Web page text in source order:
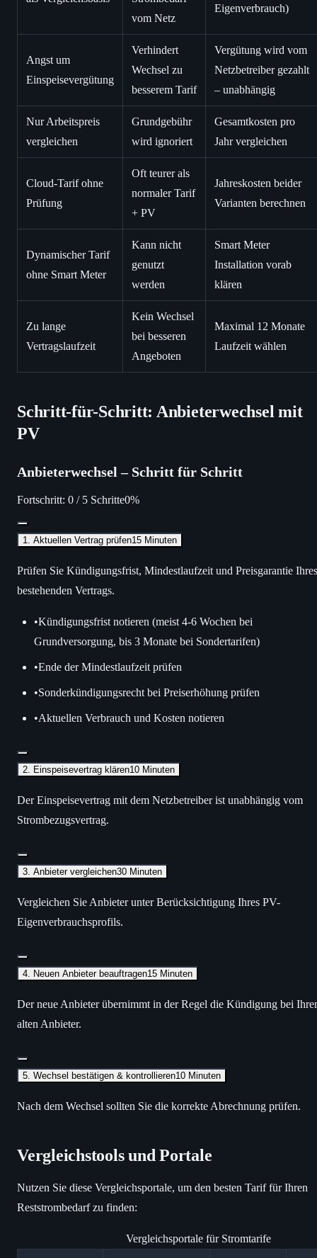
vom Netz
Eigenverbrauch)
Angst um
Einspeisevergütung
Verhindert
Wechsel zu
besserem Tarif
Vergütung wird vom
Netzbetreiber gezahlt
– unabhängig
Nur Arbeitspreis
vergleichen
Grundgebühr
wird ignoriert
Gesamtkosten pro
Jahr vergleichen
Cloud-Tarif ohne
Prüfung
Oft teurer als
normaler Tarif
+ PV
Jahreskosten beider
Varianten berechnen
Dynamischer Tarif
ohne Smart Meter
Kann nicht
genutzt
werden
Smart Meter
Installation vorab
klären
Zu lange
Vertragslaufzeit
Kein Wechsel
bei besseren
Angeboten
Maximal 12 Monate
Laufzeit wählen
Schritt-für-Schritt: Anbieterwechsel mit
PV
Anbieterwechsel – Schritt für Schritt
Fortschritt: 0 / 5 Schritte0%
1. Aktuellen Vertrag prüfen15 Minuten
Prüfen Sie Kündigungsfrist, Mindestlaufzeit und Preisgarantie Ihres
bestehenden Vertrags.
•Kündigungsfrist notieren (meist 4-6 Wochen bei
Grundversorgung, bis 3 Monate bei Sondertarifen)
•Ende der Mindestlaufzeit prüfen
•Sonderkündigungsrecht bei Preiserhöhung prüfen
•Aktuellen Verbrauch und Kosten notieren
2. Einspeisevertrag klären10 Minuten
Der Einspeisevertrag mit dem Netzbetreiber ist unabhängig vom
Strombezugsvertrag.
3. Anbieter vergleichen30 Minuten
Vergleichen Sie Anbieter unter Berücksichtigung Ihres PV-
Eigenverbrauchsprofils.
4. Neuen Anbieter beauftragen15 Minuten
Der neue Anbieter übernimmt in der Regel die Kündigung bei
alten Anbieter.
5. Wechsel bestätigen & kontrollieren10 Minuten
Nach dem Wechsel sollten Sie die korrekte Abrechnung prüfen.
Vergleichstools und Portale
Nutzen Sie diese Vergleichsportale, um den besten Tarif für Ihren
Reststrombedarf zu finden:
Vergleichsportale für Stromtarife